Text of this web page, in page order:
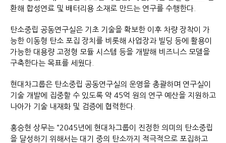
환해 합성연료 및 배터리용 소재로 만드는 연구를 수행한다.
탄소중립 공동연구실은 기초 기술을 확보한 이후 차량 장착이 가
능한 이동형 탄소 포집 장치를 비롯해 사업장과 빌딩 등에 활용이
가능한 대용량 고정형 모듈 시스템 등을 개발해 비즈니스 모델을
구축한다는 목표를 세웠다.
현대차그룹은 탄소중립 공동연구실의 운영을 총괄하며 연구실이
기술 개발에 집중할 수 있도록 약 45억 원의 연구 예산을 지원하고
나아가 기술 내재화 및 검증에 협력한다.
홍승현 상무는 “2045년에 현대차그룹이 진정한 의미의 탄소중립
을 달성하기 위해서는 대기 중의 탄소까지 적극적으로 포집하고